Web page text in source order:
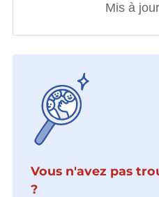
Mis à
Vous n'avez pas
?